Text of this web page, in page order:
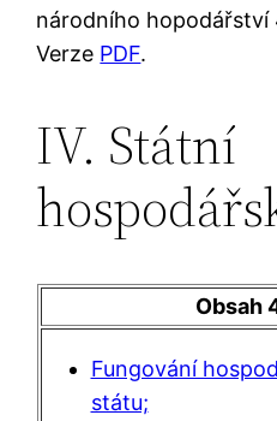
národního hopodářství
Verze PDF.
IV. Státní
Obsah
Fungování
státu;